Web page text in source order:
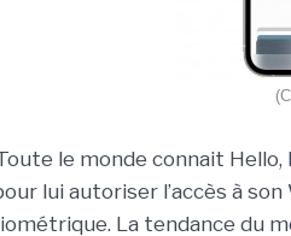
le monde connait
lui autoriser l’accès à
La tendance du